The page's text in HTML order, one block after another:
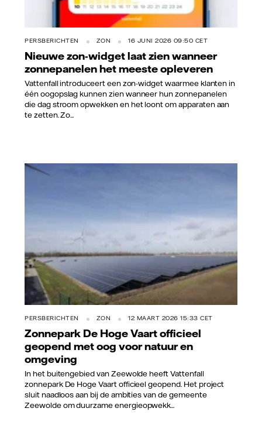
PERSBERICHTEN ZON 16 JUNI 2026 09:50 CET
Nieuwe zon-widget laat zien wanneer
zonnepanelen het meeste opleveren
Vattenfall introduceert een zon-widget waarmee klanten in
één oogopslag kunnen zien wanneer hun zonnepanelen
die dag stroom opwekken en het loont om apparaten aan
te zetten. Zo...
Vattenfall/Jorrit Lousberg
PERSBERICHTEN ZON 12 MAART 2026 15:33 CET
Zonnepark De Hoge Vaart officieel
geopend met oog voor natuur en
omgeving
In het buitengebied van Zeewolde heeft Vattenfall
zonnepark De Hoge Vaart officieel geopend. Het project
sluit naadloos aan bij de ambities van de gemeente
Zeewolde om duurzame energieopwekk...